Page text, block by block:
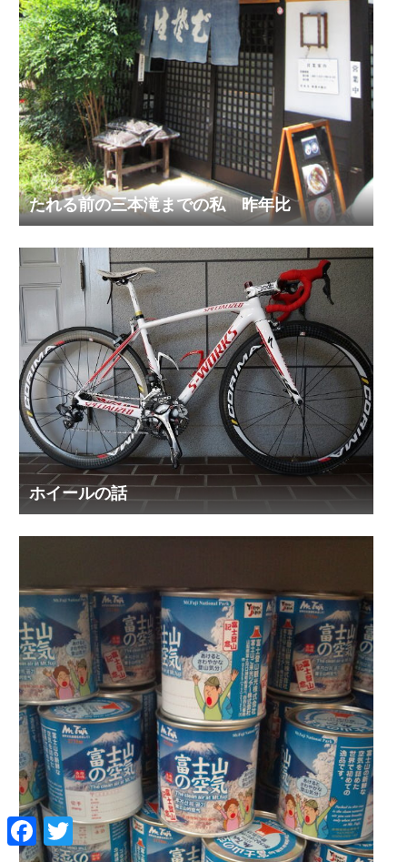
たれる前の三本滝までの私 昨年比
ホイールの話
F
a
c
T
w
i